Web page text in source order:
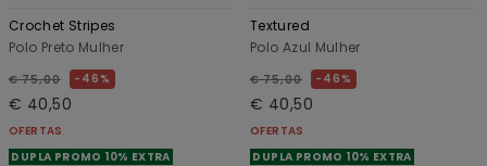
Crochet Stripes
Polo Preto Mulher
€ 75,00 46%
€ 40,50
OFERTAS
DUPLA PROMO 10% EXTRA
Textured
Polo Azul Mulher
€ 75,00 46%
€ 40,50
OFERTAS
DUPLA PROMO 10% EXTRA